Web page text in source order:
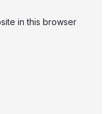
in this browser